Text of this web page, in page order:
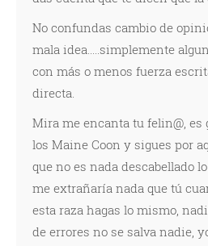
No confundas cambio de
mala idea.....simplemente
con más o menos fuerza
directa.
Mira me encanta tu felin@, es
los Maine Coon y sigues por
que no es nada descabellado
me extrañaría nada que tú
esta raza hagas lo mismo,
de errores no se salva nadie,